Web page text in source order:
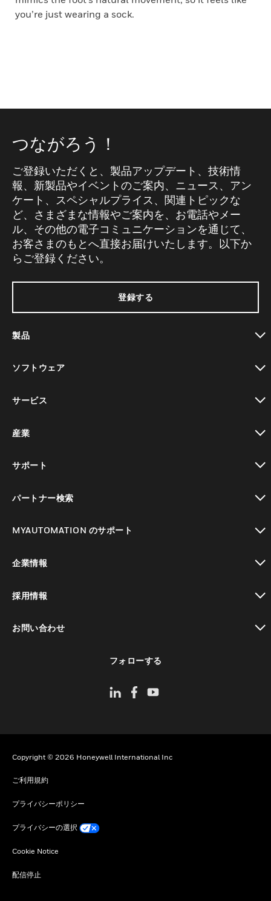
you’re just wearing a sock.
つながろう！
ご登録いただくと、製品アップデート、技術情
報、新製品やイベントのご案内、ニュース、アン
ケート、スペシャルプライス、関連トピックな
ど、さまざまな情報やご案内を、お電話やメー
ル、その他の電子コミュニケーションを通じて、
お客さまのもとへ直接お届けいたします。以下か
らご登録ください。
登録する
製品
ソフトウェア
サービス
産業
サポート
パートナー検索
MYAUTOMATION のサポート
企業情報
採用情報
お問い合わせ
フォローする
Copyright © 2026 Honeywell International Inc
ご利用規約
プライバシーポリシー
プライバシーの選択
Cookie Notice
配信停止